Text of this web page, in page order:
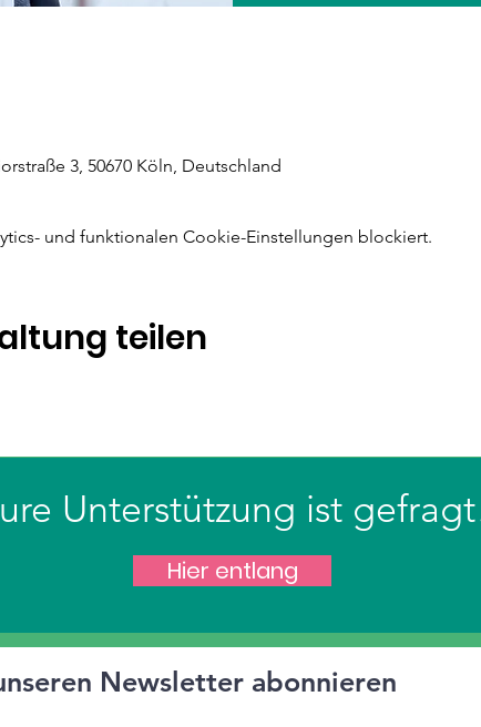
3, 50670 Köln, Deutschland
und funktionalen Cookie-Einstellungen blockiert.
teilen
Unterstützung ist
Hier entlang
Newsletter abonnieren